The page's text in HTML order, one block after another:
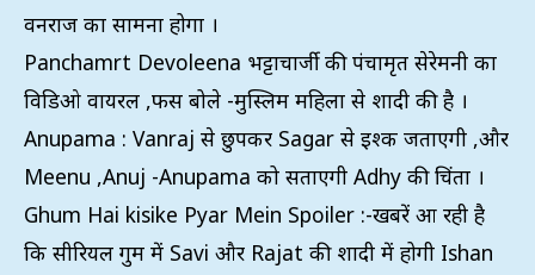
वनराज का सामना होगा ।
Panchamrt Devoleena भट्टाचार्जी की पंचामृत सेरेमनी का
विडिओ वायरल ,फैंस बोले -मुस्लिम महिला से शादी की है ।
Anupama : Vanraj से छुपकर Sagar से इश्क जताएगी ,और
Meenu ,Anuj -Anupama को सताएगी Adhy की चिंता ।
Ghum Hai kisike Pyar Mein Spoiler :-खबरें आ रही है
कि सीरियल गुम में Savi और Rajat की शादी में होगी Ishan